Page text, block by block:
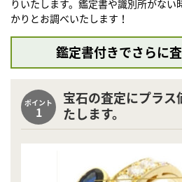
りいたします。鑑定書や識別所がない
かりとお調べいたします！
鑑定書付きでさらに
ポイント
1
宝石の査定にプラ
たします。